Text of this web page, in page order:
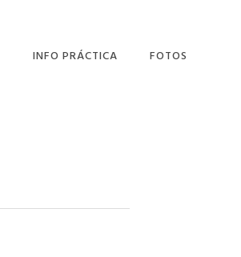
INFO PRÁCTICA FOTOS